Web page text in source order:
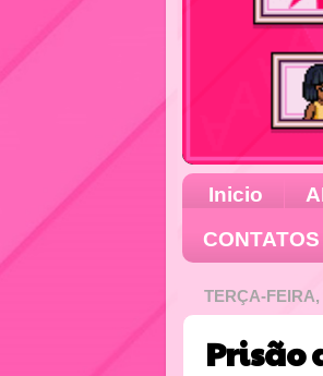
Inicio
CONTATOS
TERÇA-
Prisão